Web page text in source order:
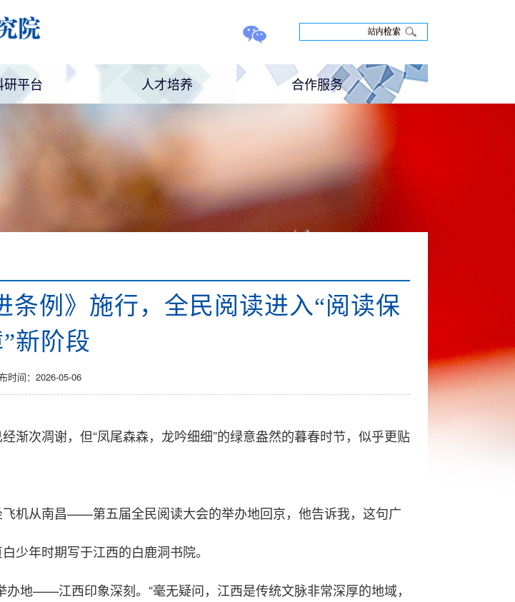
研平台 人才培养 合作服务
例》施行，全民阅读进入“阅读保
”新阶段
时间：2026-05-06
渐次凋谢，但“凤尾森森，龙吟细细”的绿意盎然的暮春时节，似乎更贴
机从南昌——第五届全民阅读大会的举办地回京，他告诉我，这句广
少年时期写于江西的白鹿洞书院。
地——江西印象深刻。“毫无疑问，江西是传统文脉非常深厚的地域，